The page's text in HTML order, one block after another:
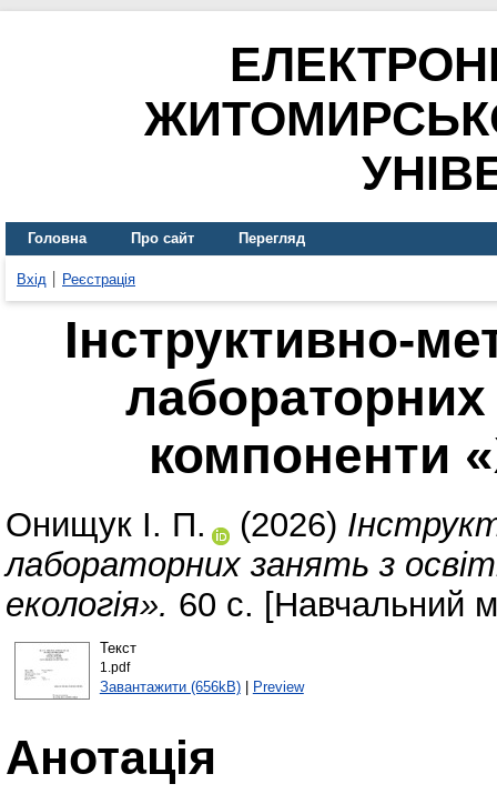
Головна Про сайт Перегляд
Вхід Реєстрація
Інструктивно-
лабораторних
компоненти
Онищук І. П. (2026)
лабораторних занять з
екологія». 60 с. [Навчальний
Текст
1.pdf
Завантажити (656kB)| Preview
Анотація